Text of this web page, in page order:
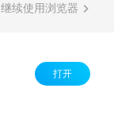
继续使用浏览器
打开